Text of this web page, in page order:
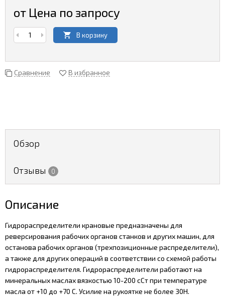
от Цена по запросу
В корзину
Сравнение В избранное
Обзор
Отзывы 0
Описание
Гидрораспределители крановые предназначены для
реверсирования рабочих органов станков и других машин, для
останова рабочих органов (трехпозиционные распределители),
а также для других операций в соответствии со схемой работы
гидрораспределителя. Гидрораспределители работают на
минеральных маслах вязкостью 10-200 сСт при температуре
масла от +10 до +70 С. Усилие на рукоятке не более 30Н.